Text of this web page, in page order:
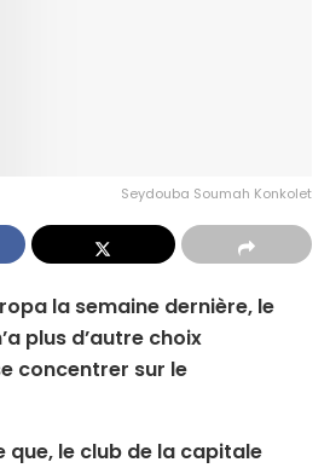
Seydouba Soumah Konkolet
la semaine dernière, le
plus d’autre choix
concentrer sur le
que, le club de la capitale